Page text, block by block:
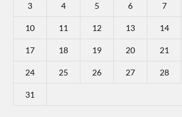
3 4 5 6 7
10 11 12 13 14
17 18 19 20 21
24 25 26 27 28
31